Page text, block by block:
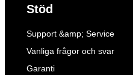
Stöd
Support &amp; Service
Vanliga frågor och svar
Garanti